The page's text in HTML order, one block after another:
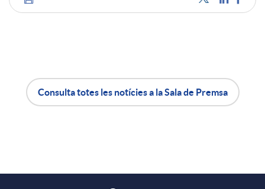
C
m
a
Consulta totes les notícies a la Sala de Premsa